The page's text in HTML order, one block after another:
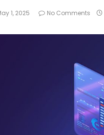
1, 2025 No Comments